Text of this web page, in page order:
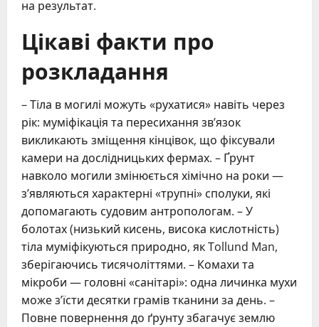
на результат.
Цікаві факти про
розкладання
– Тіла в могилі можуть «рухатися» навіть через
рік: муміфікація та пересихання зв’язок
викликають зміщення кінцівок, що фіксували
камери на дослідницьких фермах. – Ґрунт
навколо могили змінюється хімічно на роки —
з’являються характерні «трупні» сполуки, які
допомагають судовим антропологам. – У
болотах (низький кисень, висока кислотність)
тіла муміфікуються природно, як Tollund Man,
зберігаючись тисячоліттями. – Комахи та
мікроби — головні «санітарі»: одна личинка мухи
може з’їсти десятки грамів тканини за день. –
Повне повернення до ґрунту збагачує землю